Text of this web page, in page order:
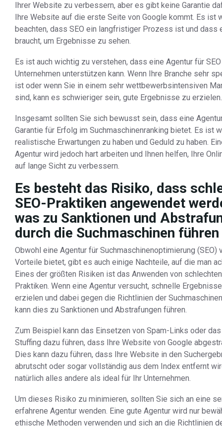
Ihrer Website zu verbessern, aber es gibt keine Garantie
Ihre Website auf die erste Seite von Google kommt. Es ist
beachten, dass SEO ein langfristiger Prozess ist und dass
braucht, um Ergebnisse zu sehen.
Es ist auch wichtig zu verstehen, dass eine Agentur für
Unternehmen unterstützen kann. Wenn Ihre Branche sehr
ist oder wenn Sie in einem sehr wettbewerbsintensiven
sind, kann es schwieriger sein, gute Ergebnisse zu erzielen.
Insgesamt sollten Sie sich bewusst sein, dass eine
Garantie für Erfolg im Suchmaschinenranking bietet. Es ist
realistische Erwartungen zu haben und Geduld zu haben.
Agentur wird jedoch hart arbeiten und Ihnen helfen, Ihre
auf lange Sicht zu verbessern.
Es besteht das Risiko, dass
SEO-Praktiken angewendet
was zu Sanktionen und
durch die Suchmaschinen
Obwohl eine Agentur für Suchmaschinenoptimierung (SEO)
Vorteile bietet, gibt es auch einige Nachteile, auf die man
Eines der größten Risiken ist das Anwenden von
Praktiken. Wenn eine Agentur versucht, schnelle
erzielen und dabei gegen die Richtlinien der
kann dies zu Sanktionen und Abstrafungen führen.
Zum Beispiel kann das Einsetzen von Spam-Links oder
Stuffing dazu führen, dass Ihre Website von Google
Dies kann dazu führen, dass Ihre Website in den
abrutscht oder sogar vollständig aus dem Index entfernt
natürlich alles andere als ideal für Ihr Unternehmen.
Um dieses Risiko zu minimieren, sollten Sie sich an eine
erfahrene Agentur wenden. Eine gute Agentur wird nur
ethische Methoden verwenden und sich an die Richtlinien